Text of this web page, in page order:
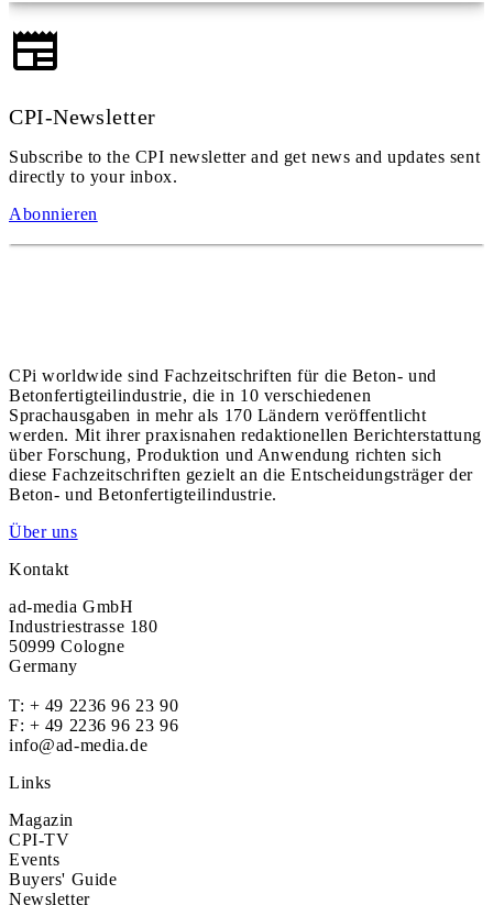
CPI-Newsletter
Subscribe to the CPI newsletter and get news and updates sent
directly to your inbox.
Abonnieren
CPi worldwide sind Fachzeitschriften für die Beton- und
Betonfertigteilindustrie, die in 10 verschiedenen
Sprachausgaben in mehr als 170 Ländern veröffentlicht
werden. Mit ihrer praxisnahen redaktionellen Berichterstattung
über Forschung, Produktion und Anwendung richten sich
diese Fachzeitschriften gezielt an die Entscheidungsträger der
Beton- und Betonfertigteilindustrie.
Über uns
Kontakt
ad-media GmbH
Industriestrasse 180
50999 Cologne
Germany
T: + 49 2236 96 23 90
F: + 49 2236 96 23 96
info@ad-media.de
Links
Magazin
CPI-TV
Events
Buyers' Guide
Newsletter